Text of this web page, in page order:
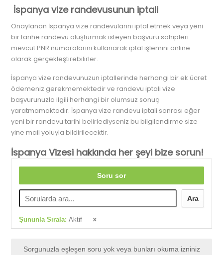
İspanya vize randevusunun iptali
Onaylanan İspanya vize randevularını iptal etmek veya yeni
bir tarihe randevu oluşturmak isteyen başvuru sahipleri
mevcut PNR numaralarını kullanarak iptal işlemini online
olarak gerçekleştirebilirler.
İspanya vize randevunuzun iptallerinde herhangi bir ek ücret
ödemeniz gerekmemektedir ve randevu iptali vize
başvurunuzla ilgili herhangi bir olumsuz sonuç
yaratmamaktadır. İspanya vize randevu iptali sonrası eğer
yeni bir randevu tarihi belirlediyseniz bu bilgilendirme size
yine mail yoluyla bildirilecektir.
İspanya Vizesi hakkında her şeyi bize sorun!
Soru sor
Ara
Şununla Sırala:Aktif
Sorgunuzla eşleşen soru yok veya bunları okuma izniniz